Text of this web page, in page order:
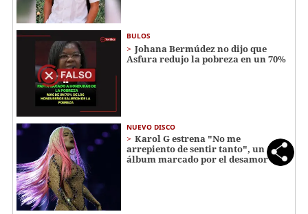
BULOS
Johana Bermúdez no dijo que
Asfura redujo la pobreza en un 70%
NUEVO DISCO
Karol G estrena "No me
arrepiento de sentir tanto", un
álbum marcado por el desamor